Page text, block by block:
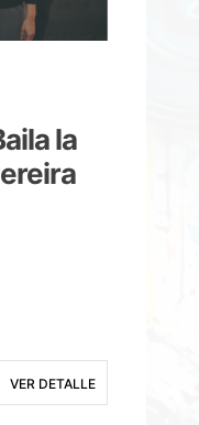
la
VER DETALLE